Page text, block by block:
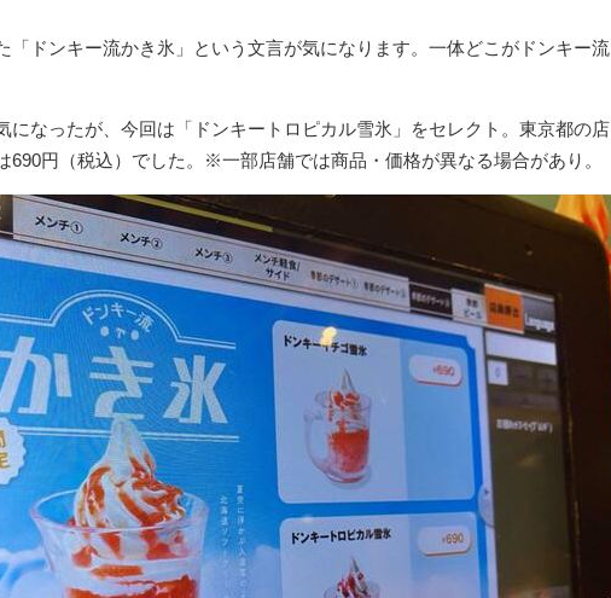
「ドンキー流かき氷」という文言が気になります。一体どこがドンキー流
になったが、今回は「ドンキートロピカル雪氷」をセレクト。東京都の店
690円（税込）でした。※一部店舗では商品・価格が異なる場合があり。